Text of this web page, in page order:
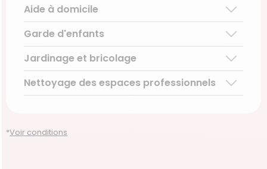
Ménage régulier
Ménage ponctuel
Repassage à domicile
Découvrir le service
Aide à domicile
Aide aux personnes âgées
Téléassistance pour personnes âgées
Accompagnement du handicap
Découvrir le service
Garde d'enfants
Garde d’enfants de plus de 3 ans
Découvrir le service
Jardinage et bricolage
Entretien régulier
Entretien ponctuel
Nettoyage des espaces professionnels
*Voir conditions